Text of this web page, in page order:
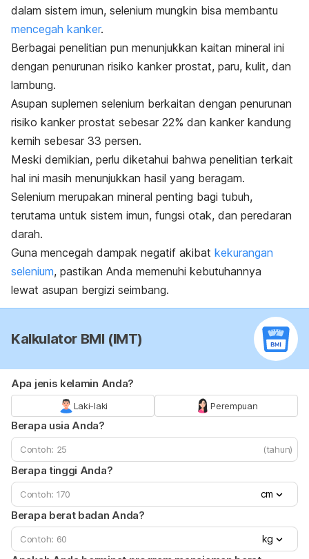
dalam sistem imun, selenium mungkin bisa membantu
mencegah kanker.
Berbagai penelitian pun menunjukkan kaitan mineral ini
dengan penurunan risiko kanker prostat, paru, kulit, dan
lambung.
Asupan suplemen selenium berkaitan dengan penurunan
risiko kanker prostat sebesar 22% dan kanker kandung
kemih sebesar 33 persen.
Meski demikian, perlu diketahui bahwa penelitian terkait
hal ini masih menunjukkan hasil yang beragam.
Selenium merupakan mineral penting bagi tubuh,
terutama untuk sistem imun, fungsi otak, dan peredaran
darah.
Guna mencegah dampak negatif akibat kekurangan
selenium, pastikan Anda memenuhi kebutuhannya
lewat asupan bergizi seimbang.
Kalkulator BMI (IMT)
Apa jenis kelamin Anda?
Laki-laki Perempuan
Berapa usia Anda?
(tahun)
Berapa tinggi Anda?
cm
Berapa berat badan Anda?
kg